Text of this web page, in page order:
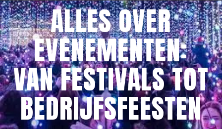
ALLES OVER
EVENEMENTEN:
VAN FESTIVALS TOT
BEDRIJFSFEESTEN